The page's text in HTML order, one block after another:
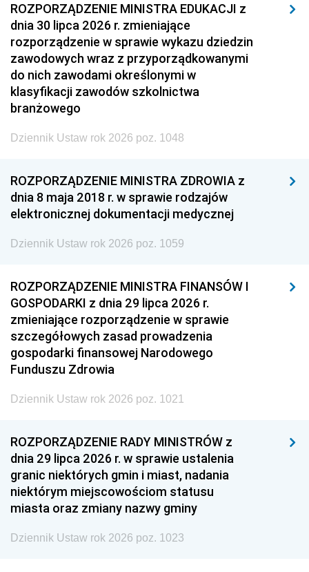
ROZPORZĄDZENIE MINISTRA EDUKACJI z
dnia 30 lipca 2026 r. zmieniające
rozporządzenie w sprawie wykazu dziedzin
zawodowych wraz z przyporządkowanymi
do nich zawodami określonymi w
klasyfikacji zawodów szkolnictwa
branżowego
Dziennik Ustaw rok 2026 poz. 1048
ROZPORZĄDZENIE MINISTRA ZDROWIA z
dnia 8 maja 2018 r. w sprawie rodzajów
elektronicznej dokumentacji medycznej
Dziennik Ustaw rok 2026 poz. 1059
ROZPORZĄDZENIE MINISTRA FINANSÓW I
GOSPODARKI z dnia 29 lipca 2026 r.
zmieniające rozporządzenie w sprawie
szczegółowych zasad prowadzenia
gospodarki finansowej Narodowego
Funduszu Zdrowia
Dziennik Ustaw rok 2026 poz. 1021
ROZPORZĄDZENIE RADY MINISTRÓW z
dnia 29 lipca 2026 r. w sprawie ustalenia
granic niektórych gmin i miast, nadania
niektórym miejscowościom statusu
miasta oraz zmiany nazwy gminy
Dziennik Ustaw rok 2026 poz. 1023